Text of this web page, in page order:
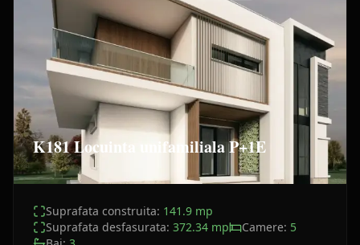
K181 Locuinta unifamiliala P+1E
Suprafata construita: 141.9 mp
Suprafata desfasurata: 372.34 mp Camere: 5